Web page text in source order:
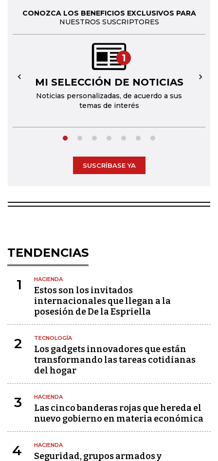
CONOZCA LOS BENEFICIOS EXCLUSIVOS PARA
NUESTROS SUSCRIPTORES
1
MI SELECCIÓN DE NOTICIAS
Noticias personalizadas, de acuerdo a sus
temas de interés
← →
SUSCRÍBASE YA
TENDENCIAS
1 HACIENDA
Estos son los invitados
internacionales que llegan a la
posesión de De la Espriella
2 TECNOLOGÍA
Los gadgets innovadores que están
transformando las tareas cotidianas
del hogar
3 HACIENDA
Las cinco banderas rojas que hereda el
nuevo gobierno en materia económica
4 HACIENDA
Seguridad, grupos armados y